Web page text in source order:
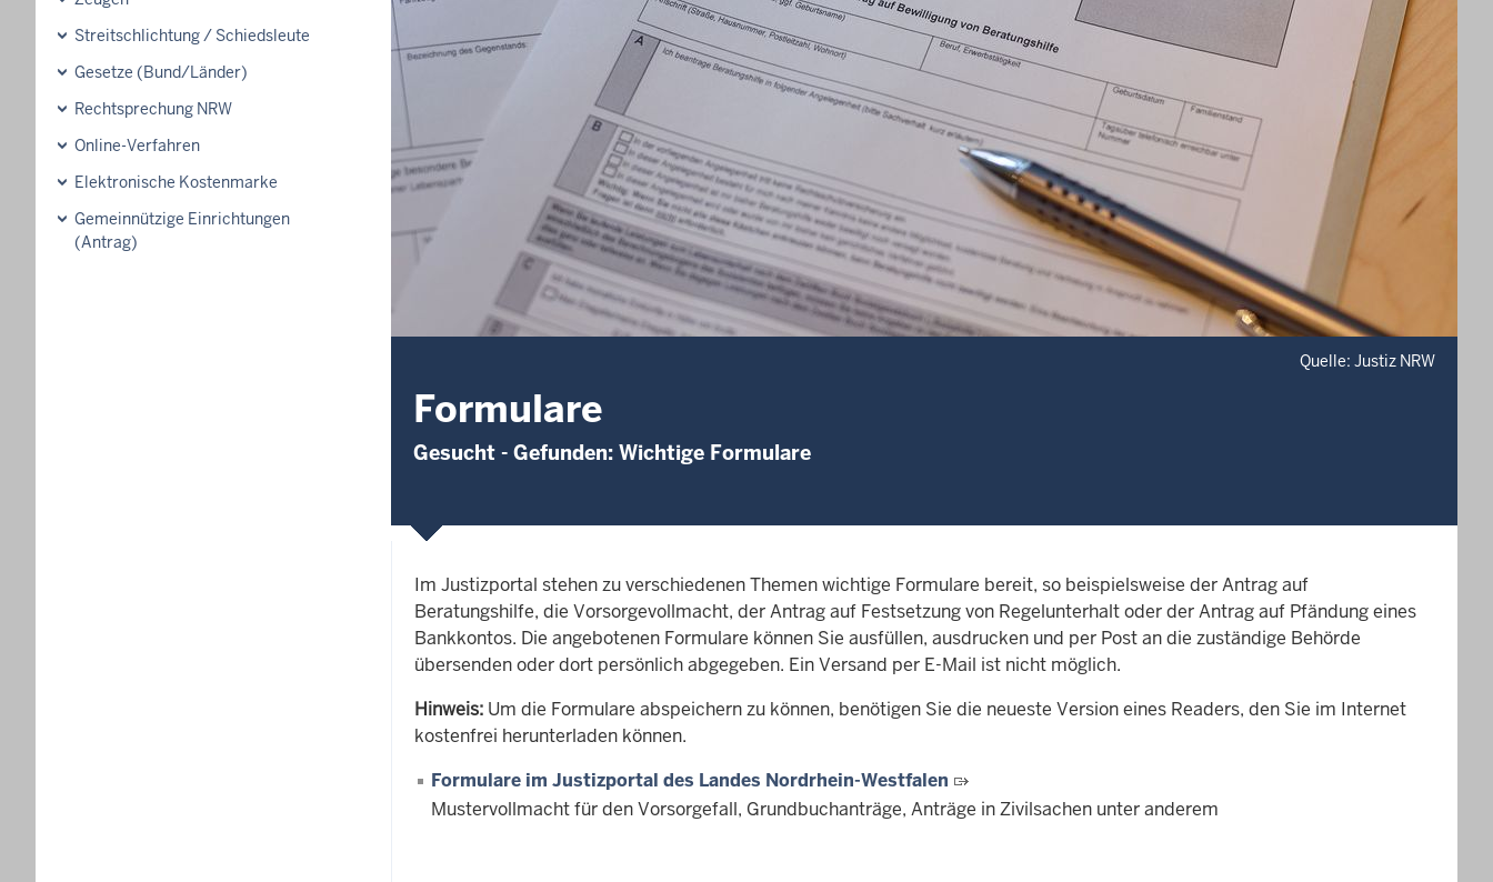
Streitschlichtung / Schiedsleute
Gesetze (Bund/Länder)
Rechtsprechung NRW
Online-Verfahren
Elektronische Kostenmarke
Gemeinnützige Einrichtungen
(Antrag)
Quelle: Justiz NRW
Formulare
Gesucht - Gefunden: Wichtige Formulare
Im Justizportal stehen zu verschiedenen Themen wichtige Formulare bereit, so beispielsweise der Antrag auf
Beratungshilfe, die Vorsorgevollmacht, der Antrag auf Festsetzung von Regelunterhalt oder der Antrag auf Pfändung eines
Bankkontos. Die angebotenen Formulare können Sie ausfüllen, ausdrucken und per Post an die zuständige Behörde
übersenden oder dort persönlich abgegeben. Ein Versand per E-Mail ist nicht möglich.
Hinweis: Um die Formulare abspeichern zu können, benötigen Sie die neueste Version eines Readers, den Sie im Internet
kostenfrei herunterladen können.
Formulare im Justizportal des Landes Nordrhein-Westfalen
Mustervollmacht für den Vorsorgefall, Grundbuchanträge, Anträge in Zivilsachen unter anderem